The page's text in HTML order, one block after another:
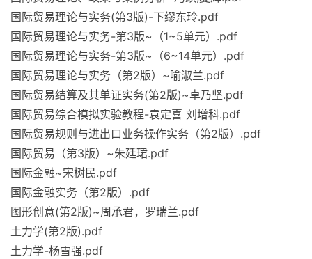
国际贸易理论与实务(第3版)-下缪东玲.pdf
国际贸易理论与实务-第3版~（1~5单元）.pdf
国际贸易理论与实务-第3版~（6~14单元）.pdf
国际贸易理论与实务（第2版）~喻淑兰.pdf
国际贸易结算及其单证实务(第2版)~卓乃坚.pdf
国际贸易综合模拟实验教程-袁定喜 刘增科.pdf
国际贸易规则与进出口业务操作实务（第2版）.pdf
国际贸易（第3版）~朱廷珺.pdf
国际金融~宋树民.pdf
国际金融实务（第2版）.pdf
图形创意(第2版)~周承君，罗瑞兰.pdf
土力学(第2版).pdf
土力学-杨雪强.pdf